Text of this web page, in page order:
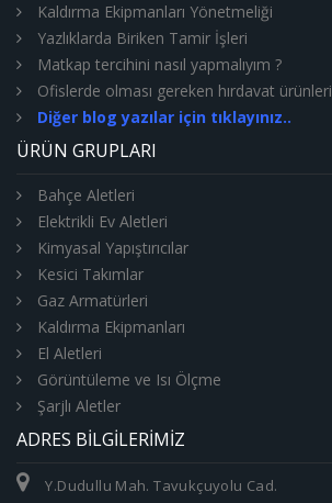
Kaldırma Ekipmanları Yönetmeliği
Yazlıklarda Biriken Tamir İşleri
Matkap tercihini nasıl yapmalıyım ?
Ofislerde olması gereken hırdavat ürünleri
Diğer blog yazılar için tıklayınız..
ÜRÜN GRUPLARI
Bahçe Aletleri
Elektrikli Ev Aletleri
Kimyasal Yapıştırıcılar
Kesici Takımlar
Gaz Armatürleri
Kaldırma Ekipmanları
El Aletleri
Görüntüleme ve Isı Ölçme
Şarjlı Aletler
ADRES BILGILERIMIZ
Y.Dudullu Mah. Tavukçuyolu Cad.